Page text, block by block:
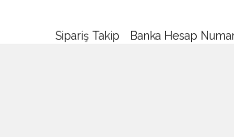
Sipariş Takip Banka Hesap